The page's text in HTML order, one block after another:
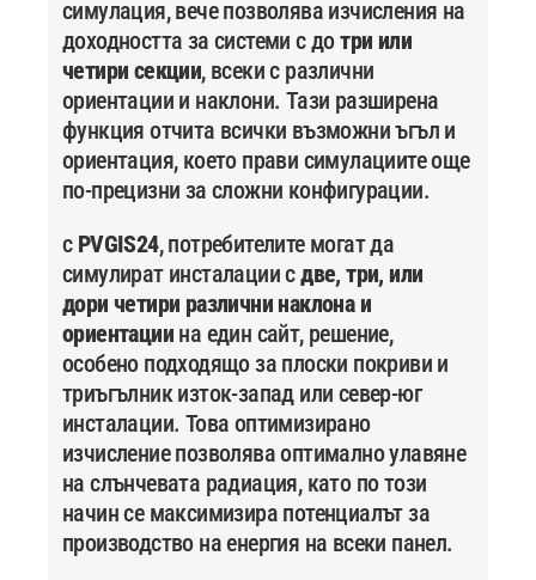
симулация, вече позволява изчисления на
доходността за системи с дотри или
четири секции, всеки с различни
ориентации и наклони. Тази разширена
функция отчита всички възможни ъгъл и
ориентация, което прави симулациите още
по-прецизни за сложни конфигурации.
с PVGIS24, потребителите могат да
симулират инсталации сдве, три, или
дори четири различни наклона и
ориентации на един сайт, решение,
особено подходящо за плоски покриви и
триъгълник изток-запад или север-юг
инсталации. Това оптимизирано
изчисление позволява оптимално улавяне
на слънчевата радиация, като по този
начин се максимизира потенциалът за
производство на енергия на всеки панел.